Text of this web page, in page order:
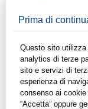
ambito
In questa sezione
ad alcuni dei
all'interno del
privato. Grazie alle
monitorare la
programmare la